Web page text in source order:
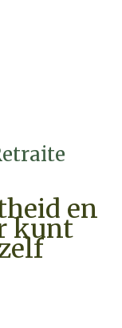
en
kunt